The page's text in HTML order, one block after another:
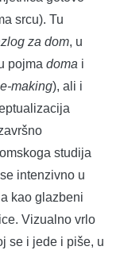
srcu). Tu
za dom, u
pojma doma i
making), ali i
studija
intenzivno u
kao glazbeni
Vizualno vrlo
se i jede i piše, u